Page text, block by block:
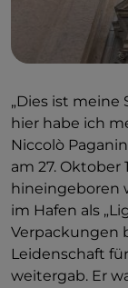
„Dies ist
hier habe ich
Niccolò
am 27. Oktober
hineingeboren
im Hafen als
Verpackungen
Leidenschaft
weitergab. Er